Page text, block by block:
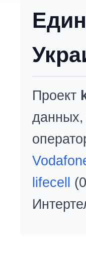
Проект
lifecell